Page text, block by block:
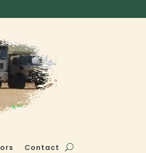
Contact